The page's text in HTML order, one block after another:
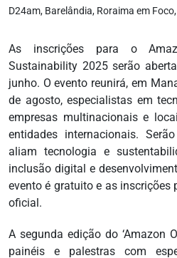
D24am, Barelândia, Roraima em
As inscrições para o
Sustainability 2025 serão
junho. O evento reunirá, em
de agosto, especialistas em
empresas multinacionais e
entidades internacionais.
aliam tecnologia e
inclusão digital e
evento é gratuito e as inscrições
oficial.
A segunda edição do ‘Amazon
painéis e palestras com